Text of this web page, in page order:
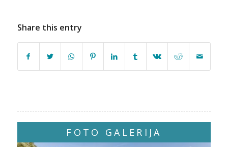
Share this entry
FOTO GALERIJA